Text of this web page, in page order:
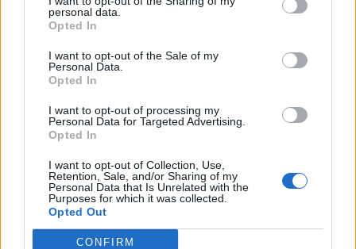
personal data.
Opted In
I want to opt-out of the Sale of my
Personal Data.
Opted In
I want to opt-out of processing my
Personal Data for Targeted Advertising.
Opted In
I want to opt-out of Collection, Use,
Retention, Sale, and/or Sharing of my
Personal Data that Is Unrelated with the
Purposes for which it was collected.
Opted Out
CONFIRM
Ηλεκτροκίνηση: Οι υπηρεσίες και τα πακέτα των
παρόχων ενέργειας
MOTOR GREEN